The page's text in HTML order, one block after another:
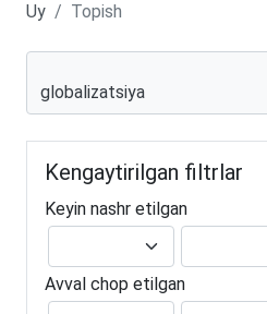
Uy Topish
Kengaytirilgan filtrlar
Keyin nashr etilgan
Avval chop etilgan